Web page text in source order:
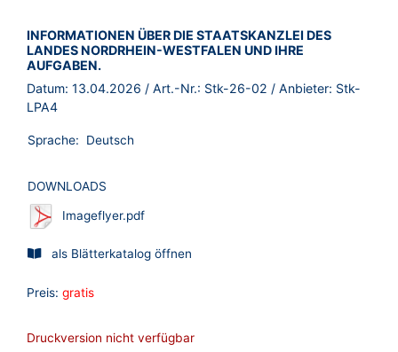
BROSCHÜRE:
INFORMATIONEN ÜBER DIE STAATSKANZLEI DES
LANDES NORDRHEIN-WESTFALEN UND IHRE
AUFGABEN.
Datum: 13.04.2026 / Art.-Nr.: Stk-26-02 / Anbieter: Stk-
LPA4
Sprache: Deutsch
DOWNLOADS
Imageflyer.pdf
als Blätterkatalog öffnen
Preis: gratis
Druckversion nicht verfügbar